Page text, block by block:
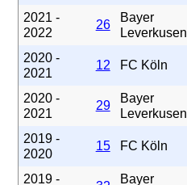
2021 -
2022
26
Bayer
Leverkusen
2020 -
2021
12 FC Köln
2020 -
2021
29
Bayer
Leverkusen
2019 -
2020
15 FC Köln
2019 -
Bayer